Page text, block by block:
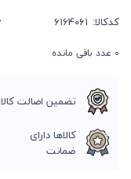
کدکالا:
0 عدد باقی مانده
تضمین اصالت کالا
کالاها دارای
ضمانت